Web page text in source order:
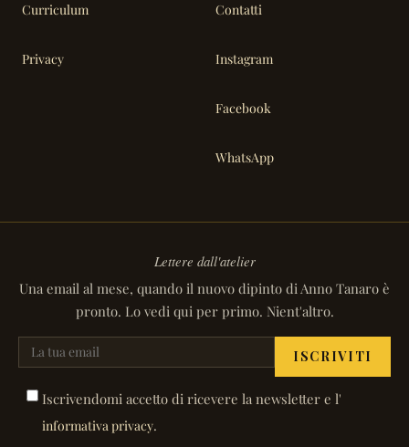
Curriculum
Privacy
Contatti
Instagram
Facebook
WhatsApp
Lettere dall'atelier
Una email al mese, quando il nuovo dipinto di Anno Tanaro è
pronto. Lo vedi qui per primo. Nient'altro.
ISCRIVITI
Iscrivendomi accetto di ricevere la newsletter e l'
informativa privacy.